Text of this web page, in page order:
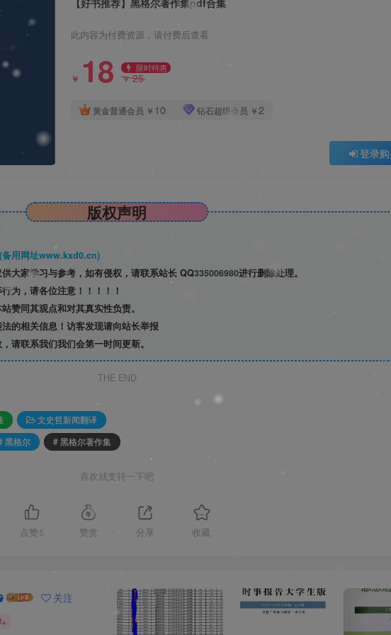
【好书推荐】黑格尔著作集pdf合集
此内容为付费资源，请付费后查看
￥ 18 限时特惠
￥25
黄金普通会员 ￥ 10 钻石超级会员 ￥2
登录
版权声明
用网址www.kxd0.cn)
大家学习与参考，如有侵权，请联系站长 QQ335006980进行删除处理。
为，请各位注意！！！！！
赞同其观点和对其真实性负责。
的相关信息！访客发现请向站长举报
请联系我们我们会第一时间更新。
THE END
文史哲新闻翻译
黑格尔 # 黑格尔著作集
喜欢就支持一下吧
点赞 5 赞赏 分享 收藏
关注